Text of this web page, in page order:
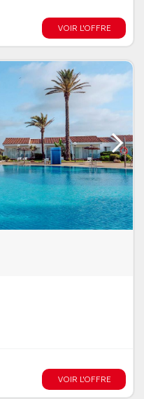
VOIR L'OFFRE
VOIR L'OFFRE